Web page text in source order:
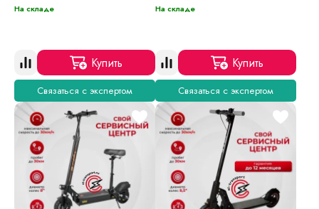
На складе
Купить
Связаться с экспертом
На складе
Купить
Связаться с экспертом